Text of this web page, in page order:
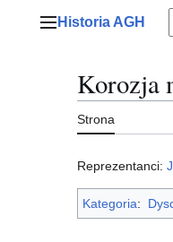
Menu główne
Historia AGH
Korozja
Strona
Reprezentanci:
Kategoria: